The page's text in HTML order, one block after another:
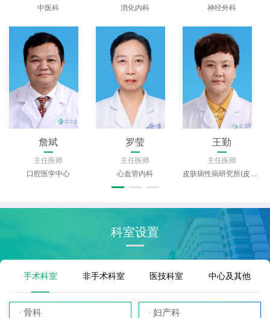
中医科
消化内科
神经外科
詹斌
主任医师
口腔医学中心
罗莹
主任医师
心血管内科
王勤
主任医师
皮肤病性病研究所(皮肤科)
科室设置
手术科室 非手术科室 医技科室 中心及其他
骨科 妇产科